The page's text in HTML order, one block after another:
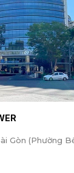
Gòn (Phường